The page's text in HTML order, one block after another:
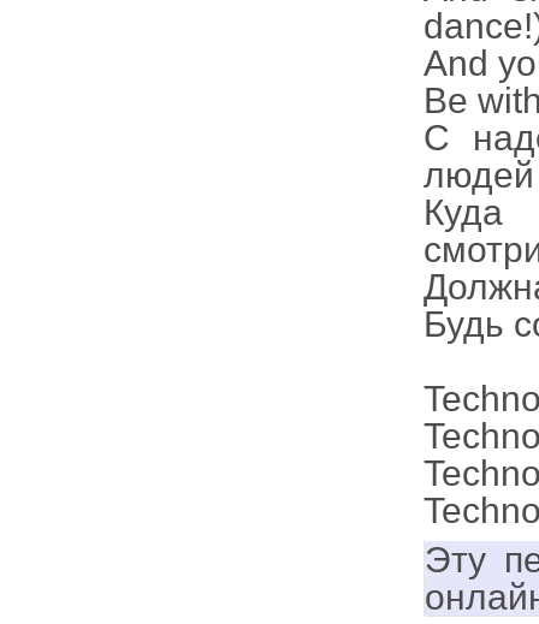
And
Be
С
людей
Куда
Будь
Эту